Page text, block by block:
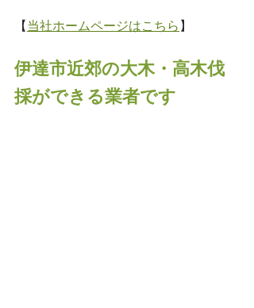
【当社ホームページはこちら 】
伊達市近郊の大木・高木伐
採ができる業者です